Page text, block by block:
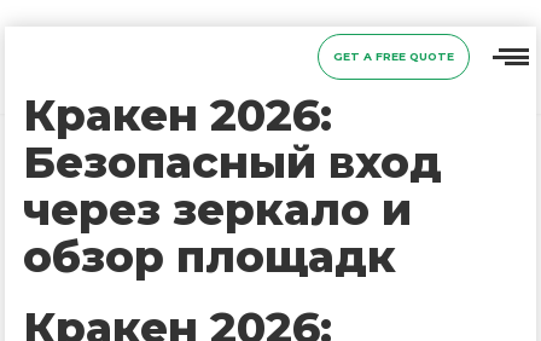
GET A FREE QUOTE
Кракен 2026:
Безопасный вход
через зеркало и
обзор площадк
Кракен 2026: